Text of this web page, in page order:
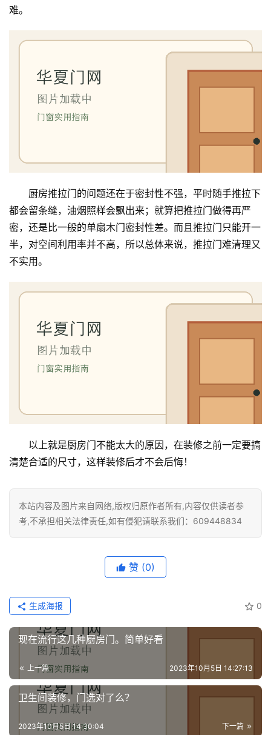
难。
厨房推拉门的问题还在于密封性不强，平时随手推拉下
都会留条缝，油烟照样会飘出来；就算把推拉门做得再严
密，还是比一般的单扇木门密封性差。而且推拉门只能开一
半，对空间利用率并不高，所以总体来说，推拉门难清理又
不实用。
以上就是厨房门不能太大的原因，在装修之前一定要搞
清楚合适的尺寸，这样装修后才不会后悔！
本站内容及图片来自网络,版权归原作者所有,内容仅供读者参
考,不承担相关法律责任,如有侵犯请联系我们：609448834
赞 (0)
0
生成海报
现在流行这几种厨房门。简单好看
上一篇 2023年10月5日 14:27:13
卫生间装修，门选对了么？
下一篇
2023年10月5日 14:30:04